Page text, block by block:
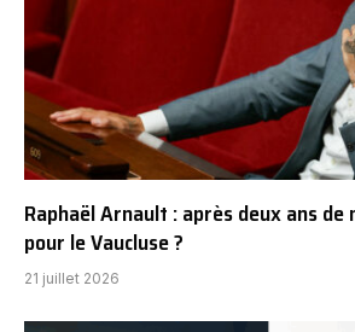
Raphaël Arnault : après deux ans de
pour le Vaucluse ?
21 juillet 2026